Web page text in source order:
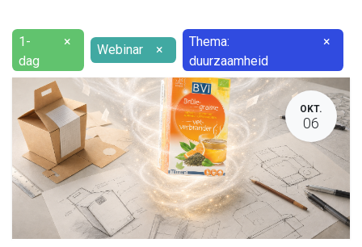
1-
dag
×
Webinar ×
Thema:
duurzaamheid
×
OKT.
06